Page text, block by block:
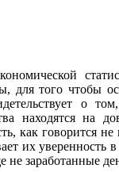
для того чтобы
о
находятся на
как говорится
их уверенность
заработанные